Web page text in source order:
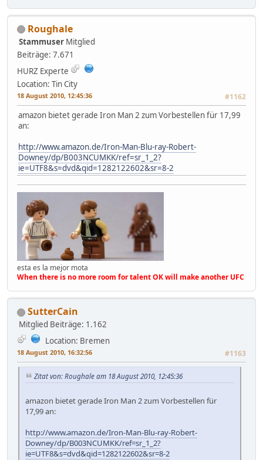
Roughale
Stammuser Mitglied
Beiträge: 7.671
HURZ Experte
Location: Tin City
18 August 2010, 12:45:36 #1162
amazon bietet gerade Iron Man 2 zum Vorbestellen für 17,99
an:
http://www.amazon.de/Iron-Man-Blu-ray-Robert-
Downey/dp/B003NCUMKK/ref=sr_1_2?
ie=UTF8&s=dvd&qid=1282122602&sr=8-2
esta es la mejor mota
When there is no more room for talent OK will make another UFC
SutterCain
Mitglied Beiträge: 1.162
Location: Bremen
18 August 2010, 16:32:56 #1163
Zitat von: Roughale am 18 August 2010, 12:45:36
amazon bietet gerade Iron Man 2 zum Vorbestellen für
17,99 an:
http://www.amazon.de/Iron-Man-Blu-ray-Robert-
Downey/dp/B003NCUMKK/ref=sr_1_2?
ie=UTF8&s=dvd&qid=1282122602&sr=8-2